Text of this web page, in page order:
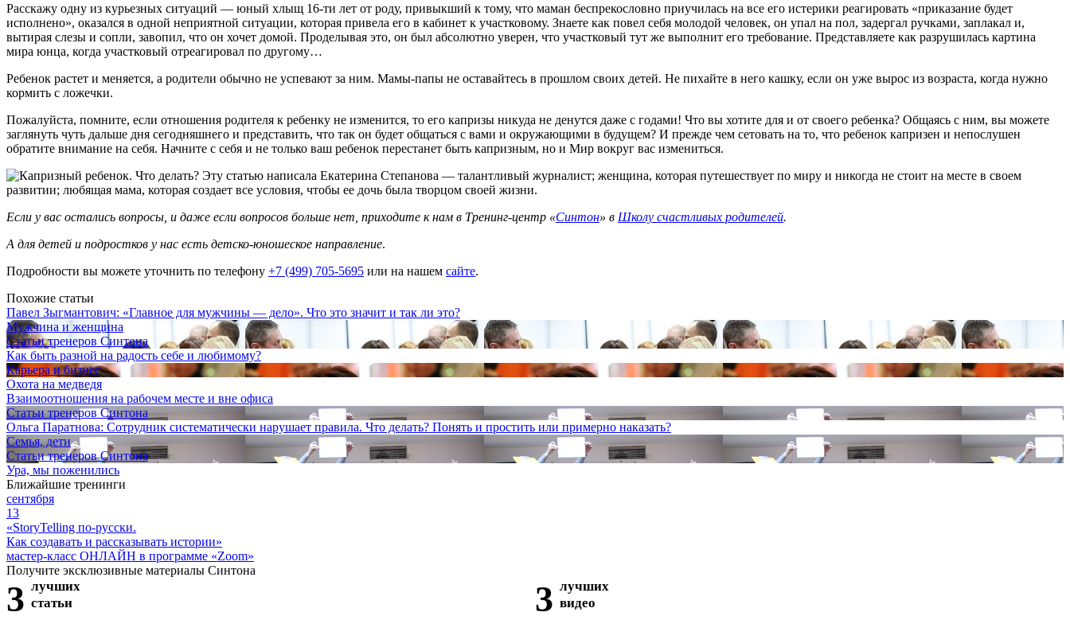
Расскажу одну из курьезных ситуаций — юный хлыщ 16-ти лет от роду, привыкший к тому, что маман беспрекословно приучилась на все его истерики реагировать «приказание будет
исполнено», оказался в одной неприятной ситуации, которая привела его в кабинет к участковому. Знаете как повел себя молодой человек, он упал на пол, задергал ручками, заплакал и,
вытирая слезы и сопли, завопил, что он хочет домой. Проделывая это, он был абсолютно уверен, что участковый тут же выполнит его требование. Представляете как разрушилась картина
мира юнца, когда участковый отреагировал по другому…
Ребенок растет и меняется, а родители обычно не успевают за ним. Мамы-папы не оставайтесь в прошлом своих детей. Не пихайте в него кашку, если он уже вырос из возраста, когда нужно
кормить с ложечки.
Пожалуйста, помните, если отношения родителя к ребенку не изменится, то его капризы никуда не денутся даже с годами! Что вы хотите для и от своего ребенка? Общаясь с ним, вы можете
заглянуть чуть дальше дня сегодняшнего и представить, что так он будет общаться с вами и окружающими в будущем? И прежде чем сетовать на то, что ребенок капризен и непослушен
обратите внимание на себя. Начните с себя и не только ваш ребенок перестанет быть капризным, но и Мир вокруг вас измениться.
Эту статью написала Екатерина Степанова — талантливый журналист; женщина, которая путешествует по миру и никогда не стоит на месте в своем
развитии; любящая мама, которая создает все условия, чтобы ее дочь была творцом своей жизни.
Если у вас остались вопросы, и даже если вопросов больше нет, приходите к нам в Тренинг-центр «Синтон» в Школу счастливых родителей.
А для детей и подростков у нас есть детско-юношеское направление.
Подробности вы можете уточнить по телефону +7 (499) 705-5695 или на нашем сайте.
Похожие статьи
Павел Зыгмантович: «Главное для мужчины — дело». Что это значит и так ли это?
Мужчина и женщина
Статьи тренеров Синтона
Как быть разной на радость себе и любимому?
Карьера и бизнес
Охота на медведя
Взаимоотношения на рабочем месте и вне офиса
Статьи тренеров Синтона
Ольга Паратнова: Сотрудник систематически нарушает правила. Что делать? Понять и простить или примерно наказать?
Семья, дети
Статьи тренеров Синтона
Ура, мы поженились
Ближайшие тренинги
сентября
13
«StoryTelling по-русски.
Как создавать и рассказывать истории»
мастер-класс ОНЛАЙН в программе «Zoom»
Получите эксклюзивные материалы Синтона
3 лучших
статьи
3 лучших
видео